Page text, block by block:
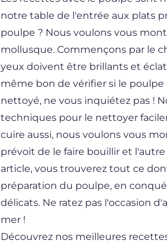
BR
NL
notre table de l'entrée aux plats
poulpe ? Nous voulons vous
mollusque. Commençons par le
yeux doivent être brillants et
même bon de vérifier si le poulpe
nettoyé, ne vous inquiétez pas !
techniques pour le nettoyer
cuire aussi, nous voulons vous
prévoit de le faire bouillir et l'autre
article, vous trouverez tout ce
préparation du poulpe, en
délicats. Ne ratez pas l'occasion
mer !
Découvrez nos meilleures